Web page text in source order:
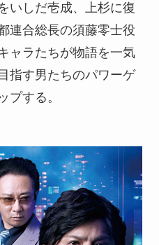
いしだ壱成、上杉に復
連合総長の須藤零士役
ャラたちが物語を一気
指す男たちのパワーゲ
プする。